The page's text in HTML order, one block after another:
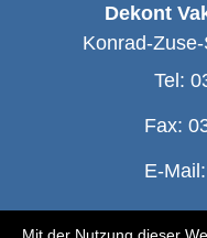
Dekont
Konrad-
Tel:
Fax:
E-Mail: